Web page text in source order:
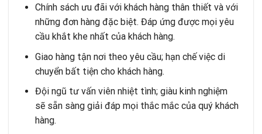
Chính sách ưu đãi với khách hàng thân thiết và với
những đơn hàng đặc biệt. Đáp ứng được mọi yêu
cầu khắt khe nhất của khách hàng.
Giao hàng tận nơi theo yêu cầu; hạn chế việc di
chuyển bất tiện cho khách hàng.
Đội ngũ tư vấn viên nhiệt tình; giàu kinh nghiệm
sẽ sẵn sàng giải đáp mọi thắc mắc của quý khách
hàng.